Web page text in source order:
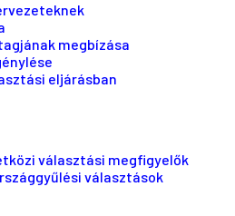
megbízása
eljárásban
választási megfigyelők
választások